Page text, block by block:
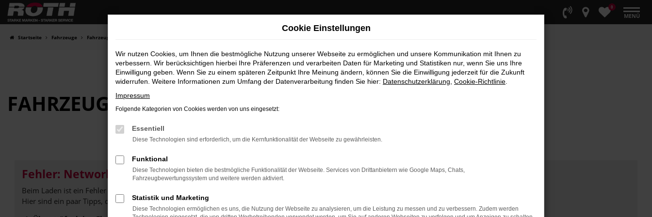
Zum
Hauptinhalt
0
MENÜ
Startseite Fahrzeuge Fahrzeugbestand
FAHRZEUG-SHOWROOM
Fehler: Network Error
Beim Laden ist ein Fehler aufgetreten.
Hier sind ein paar Tipps, die dir helfen können:
Cookie Einstellungen
Wir nutzen Cookies, um Ihnen die bestmögliche Nutzung unserer Webseite zu ermöglichen und unsere Kommunikation mit Ihnen zu
verbessern. Wir berücksichtigen hierbei Ihre Präferenzen und verarbeiten Daten für Marketing und Statistiken nur, wenn Sie uns Ihre
Einwilligung geben. Wenn Sie zu einem späteren Zeitpunkt Ihre Meinung ändern, können Sie die Einwilligung jederzeit für die Zukunft
widerrufen. Weitere Informationen zum Umfang der Datenverarbeitung finden Sie hier: Datenschutzerklärung Cookie-Richtlinie
Impressum
Folgende Kategorien von Cookies werden von uns eingesetzt:
Essentiell
Diese Technologien sind erforderlich, um die Kernfunktionalität der Webseite zu gewährleisten.
Funktional
Diese Technologien bieten die bestmögliche Funktionalität der Webseite. Services von Drittanbietern wie Google Maps, Chats,
Fahrzeugbewertungssystem und weitere werden aktiviert.
Statistik und Marketing
Diese Technologien ermöglichen es uns, die Nutzung der Webseite zu analysieren, um die Leistung zu messen und zu verbessern. Zudem werden